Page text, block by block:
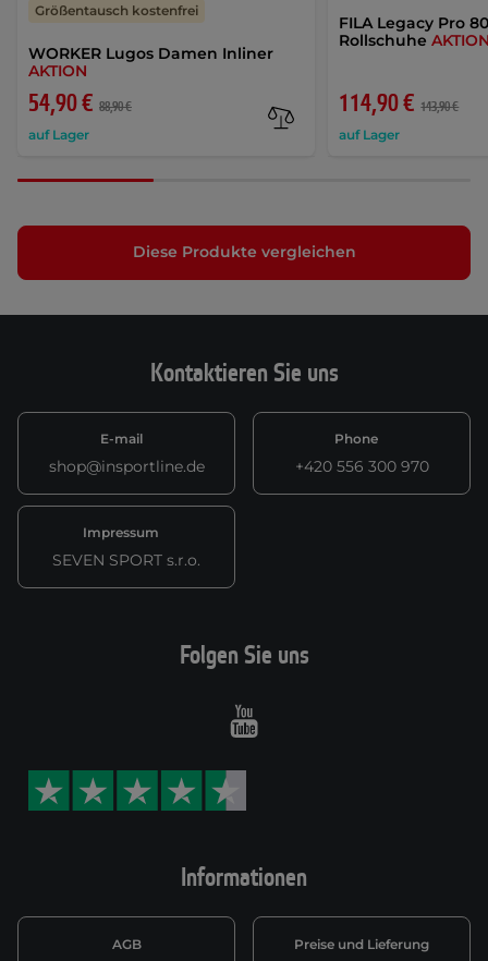
WORKER Lugos Damen Inliner
AKTION
54,90 € 88,90 €
auf Lager
Größentausch kostenfrei
FILA Legacy Pro
Rollschuhe
114,90 € 143,90 €
auf Lager
Diese Produkte vergleichen
Kontaktieren Sie uns
E-mail
shop@insportline.de
Phone
+420 556 300 970
Impressum
SEVEN SPORT s.r.o.
Informationen
AGB Preise und Lieferung
Folgen Sie uns
Youtube